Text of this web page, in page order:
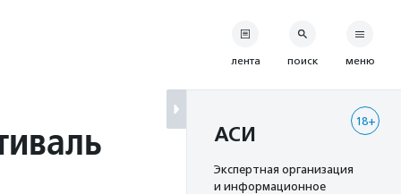
лента поиск меню
18+
АСИ
Экспертная организация
и информационное